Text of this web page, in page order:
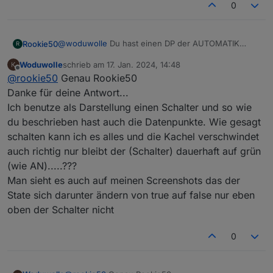
0
R Rookie50@woduwolle Du hast einen DP der AUTOMATIK
Sprenger EIN/AUS schaltet. Du bentuzt in iQontrol
für die Darstellung "Schalter", soweit richtig?
In der Kachel für den Sprenger 0815 benutzt als
State den Datenpunkt um den Sprenger ein bzw.
auszuschalten. z.B.:
Unten in der Kacheleinstellung benutzt Du dann als
"Bedingung für eine aktive Kachel" den DP von
AUTOMATIK.
Damit sollte es funktionieren
Offline
Woduwolleschrieb am 17. Jan. 2024, 14:48
zuletzt editiert von
@rookie50 Genau Rookie50
Danke für deine Antwort...
Ich benutze als Darstellung einen Schalter und so wie
du beschrieben hast auch die Datenpunkte. Wie gesagt
schalten kann ich es alles und die Kachel verschwindet
auch richtig nur bleibt der (Schalter) dauerhaft auf grün
(wie AN).....???
Man sieht es auch auf meinen Screenshots das der
State sich darunter ändern von true auf false nur eben
oben der Schalter nicht
0